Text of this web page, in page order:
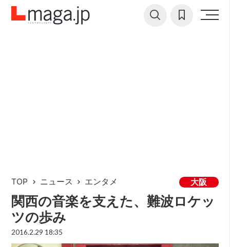
TOP ニュース エンタメ 大阪
関西の音楽を支えた、難波ロケッ
ツの歩み
2016.2.29 18:35